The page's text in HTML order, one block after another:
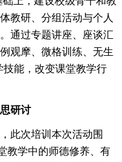
教研、分组活动与个人
通过专题讲座、座谈汇
观摩、微格训练、无生
技能，改变课堂教学行
研讨
次培训本次活动围
教学中的师德修养、有